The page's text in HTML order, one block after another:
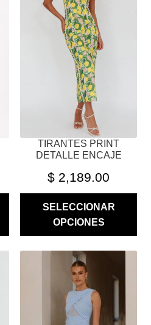
TIRANTES PRINT
DETALLE ENCAJE
$ 2,189.00
SELECCIONAR
OPCIONES
VARIANTES.
OPCIONES
PRODUCTO
MÚLTIPLES
VARIANTES.